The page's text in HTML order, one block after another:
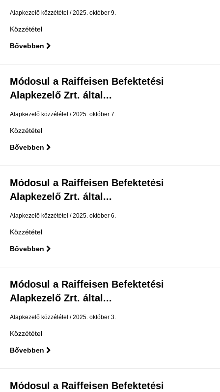
Alapkezelő közzététel 2025. október 9.
Közzététel
Bővebben
Módosul a Raiffeisen Befektetési
Alapkezelő Zrt. által...
Alapkezelő közzététel 2025. október 7.
Közzététel
Bővebben
Módosul a Raiffeisen Befektetési
Alapkezelő Zrt. által...
Alapkezelő közzététel 2025. október 6.
Közzététel
Bővebben
Módosul a Raiffeisen Befektetési
Alapkezelő Zrt. által...
Alapkezelő közzététel 2025. október 3.
Közzététel
Bővebben
Módosul a Raiffeisen Befektetési